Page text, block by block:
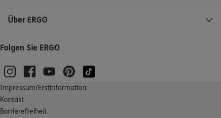
Über ERGO
Folgen Sie ERGO
Impressum/Erstinformation
Kontakt
Barrierefreiheit